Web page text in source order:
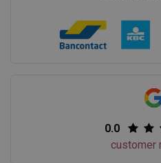
0.0
customer